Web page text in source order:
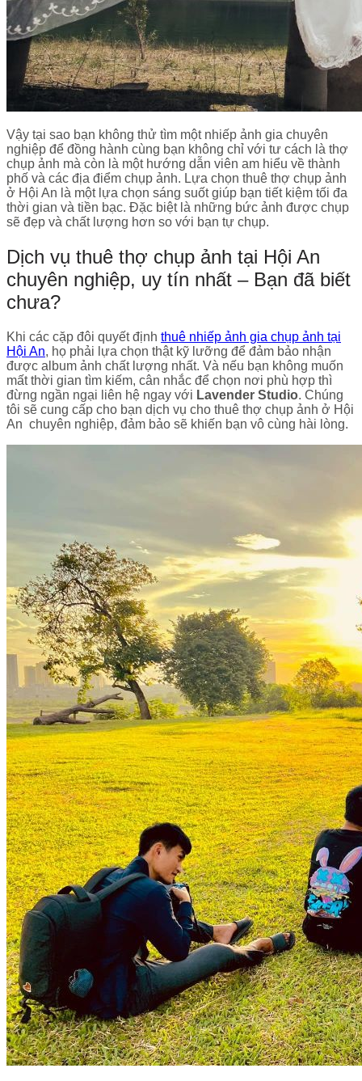
Vậy tại sao bạn không thử tìm một nhiếp ảnh gia chuyên
nghiệp để đồng hành cùng bạn không chỉ với tư cách là thợ
chụp ảnh mà còn là một hướng dẫn viên am hiểu về thành
phố và các địa điểm chụp ảnh. Lựa chọn thuê thợ chụp ảnh
ở Hội An là một lựa chọn sáng suốt giúp bạn tiết kiệm tối đa
thời gian và tiền bạc. Đặc biệt là những bức ảnh được chụp
sẽ đẹp và chất lượng hơn so với bạn tự chụp.
Dịch vụ thuê thợ chụp ảnh tại Hội An
chuyên nghiệp, uy tín nhất – Bạn đã biết
chưa?
Khi các cặp đôi quyết định thuê nhiếp ảnh gia chụp ảnh tại
Hội An, họ phải lựa chọn thật kỹ lưỡng để đảm bảo nhận
được album ảnh chất lượng nhất. Và nếu bạn không muốn
mất thời gian tìm kiếm, cân nhắc để chọn nơi phù hợp thì
đừng ngần ngại liên hệ ngay với Lavender Studio. Chúng
tôi sẽ cung cấp cho bạn dịch vụ cho thuê thợ chụp ảnh ở Hội
An chuyên nghiệp, đảm bảo sẽ khiến bạn vô cùng hài lòng.